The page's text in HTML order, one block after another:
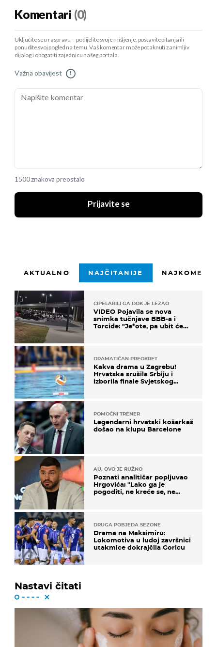
Komentari (0)
Uključite se u raspravu – podijelite svoje mišljenje, postavite pitanja ili
ponudite svoj pogled na temu. Vaš komentar može potaknuti zanimljiv
dijalog i obogatiti zajednicu našeg portala.
Važna obavijest !
1500 znakova preostalo
Prijavite se
AKTUALNO NAJČITANIJE
CIPELARILI GA DOK JE LEŽAO
VIDEO Pojavila se nova
snimka tučnjave BBB-a i
Torcide: "Je*ote, pa ubit će
DRAMATIČAN PREOKRET
Kakva drama u Zagrebu!
Hrvatska srušila Srbiju i
izborila finale Svjetskog
POMOĆNI TRENER
Legendarni hrvatski košarkaš
došao na klupu Barcelone
AU, OVO JE RUŽNO
Poznati analitičar popljuvao
Hrgovića: "Lako ga je
pogoditi, ne kreće se, ne
DRUGA POBJEDA SEZONE
Drama na Maksimiru:
Lokomotiva u ludoj završnici
utakmice dokrajčila Goricu
Nastavi čitati